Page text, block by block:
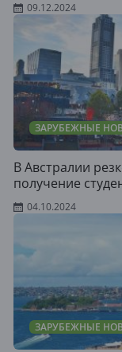
09.12.2024
ЗАРУБЕЖНЫЕ
В Австралии
получение
04.10.2024
ЗАРУБЕЖНЫЕ